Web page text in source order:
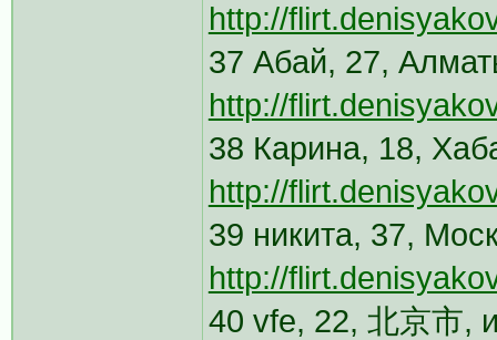
http://
37 Абай, 27,
http://
38 Карина, 18,
http://
39 никита, 37,
http://
40 vfe, 22, 北京市,